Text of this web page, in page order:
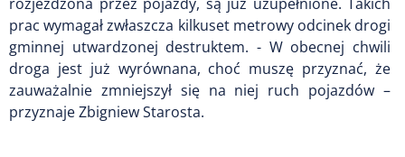
prac wymagał zwłaszcza kilkuset metrowy odcinek drogi
gminnej utwardzonej destruktem. - W obecnej chwili
droga jest już wyrównana, choć muszę przyznać, że
zauważalnie zmniejszył się na niej ruch pojazdów –
przyznaje Zbigniew Starosta.